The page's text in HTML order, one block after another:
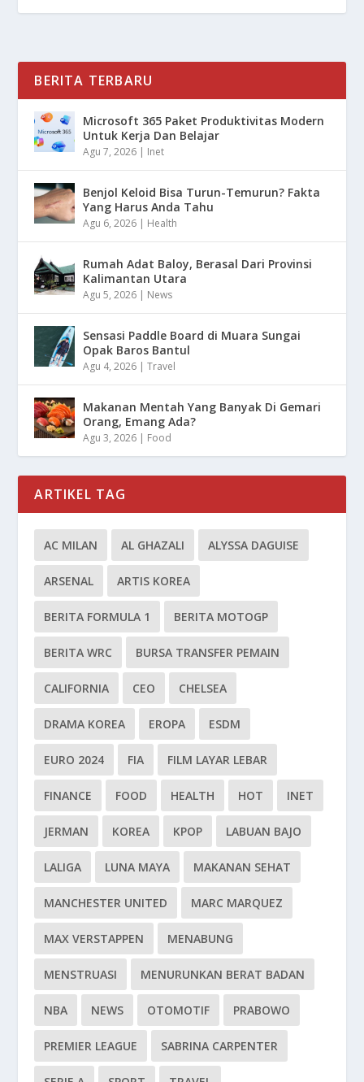
BERITA TERBARU
Microsoft 365 Paket Produktivitas Modern
Untuk Kerja Dan Belajar
Agu 7, 2026 | Inet
Benjol Keloid Bisa Turun-Temurun? Fakta
Yang Harus Anda Tahu
Agu 6, 2026 | Health
Rumah Adat Baloy, Berasal Dari Provinsi
Kalimantan Utara
Agu 5, 2026 | News
Sensasi Paddle Board di Muara Sungai
Opak Baros Bantul
Agu 4, 2026 |Travel
Makanan Mentah Yang Banyak Di Gemari
Orang, Emang Ada?
Agu 3, 2026 | Food
ARTIKEL TAG
AC MILAN AL GHAZALI ALYSSA DAGUISE
ARSENAL ARTIS KOREA
BERITA FORMULA 1 BERITA MOTOGP
BERITA WRC BURSA TRANSFER PEMAIN
CALIFORNIA CEO CHELSEA
DRAMA KOREA EROPA ESDM
EURO 2024 FIA FILM LAYAR LEBAR
FINANCE FOOD HEALTH HOT INET
JERMAN KOREA KPOP LABUAN BAJO
LALIGA LUNA MAYA MAKANAN SEHAT
MANCHESTER UNITED MARC MARQUEZ
MAX VERSTAPPEN MENABUNG
MENSTRUASI MENURUNKAN BERAT BADAN
NBA NEWS OTOMOTIF PRABOWO
PREMIER LEAGUE SABRINA CARPENTER